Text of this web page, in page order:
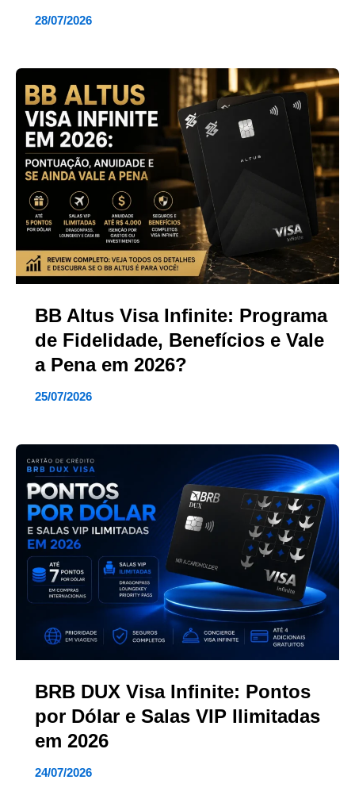
28/07/2026
BB Altus Visa Infinite: Programa
de Fidelidade, Benefícios e Vale
a Pena em 2026?
25/07/2026
BRB DUX Visa Infinite: Pontos
por Dólar e Salas VIP Ilimitadas
em 2026
24/07/2026